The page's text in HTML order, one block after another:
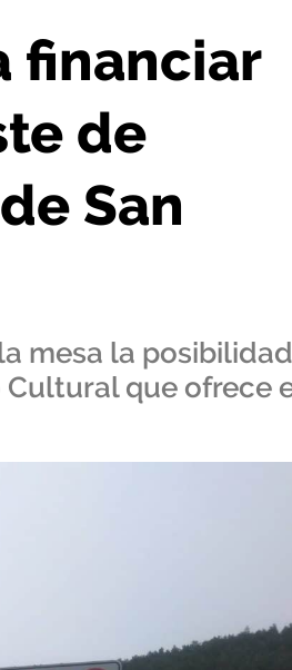
financiar
de
San
mesa la posibilidad
Cultural que ofrece